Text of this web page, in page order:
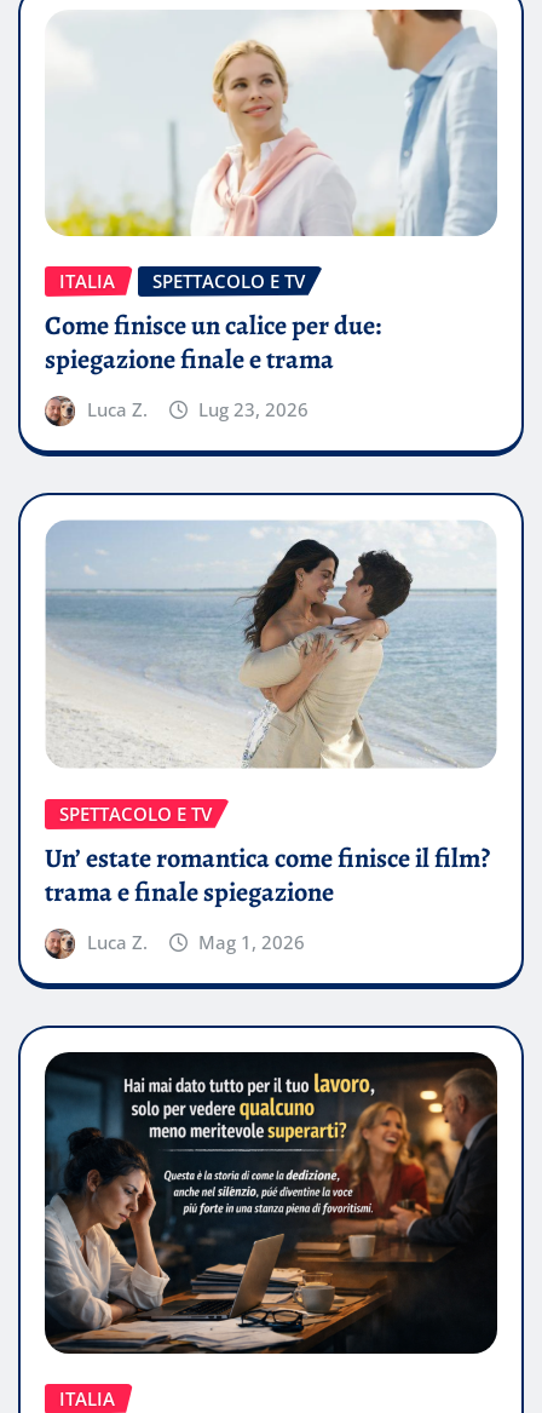
ITALIA SPETTACOLO E TV
Come finisce un calice per due:
spiegazione finale e trama
Luca Z. Lug 23, 2026
SPETTACOLO E TV
Un’ estate romantica come finisce il film?
trama e finale spiegazione
Luca Z. Mag 1, 2026
ITALIA